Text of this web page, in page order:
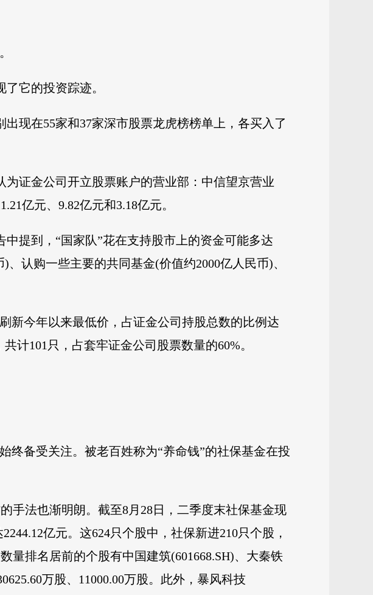
它的投资踪迹。
现在55家和37家深市股票龙虎榜榜单上，各买入了
证金公司开立股票账户的营业部：中信望京营业
亿元、9.82亿元和3.18亿元。
提到，“国家队”花在支持股市上的资金可能多达
认购一些主要的共同基金(价值约2000亿人民币)、
新今年以来最低价，占证金公司持股总数的比例达
计101只，占套牢证金公司股票数量的60%。
终备受关注。被老百姓称为“养命钱”的社保基金在投
手法也渐明朗。截至8月28日，二季度末社保基金现
亿元。这624只个股中，社保新进210只个股，
量排名居前的个股有中国建筑(601668.SH)、大秦铁
万股、11000.00万股。此外，暴风科技